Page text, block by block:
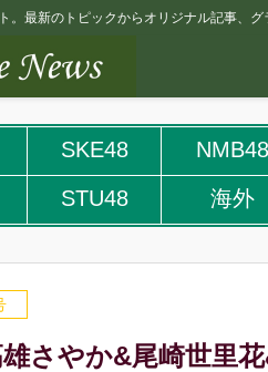
。最新のトピックからオリジナル記事、
SKE48 NMB48
STU48 海外
さやか&尾崎世里